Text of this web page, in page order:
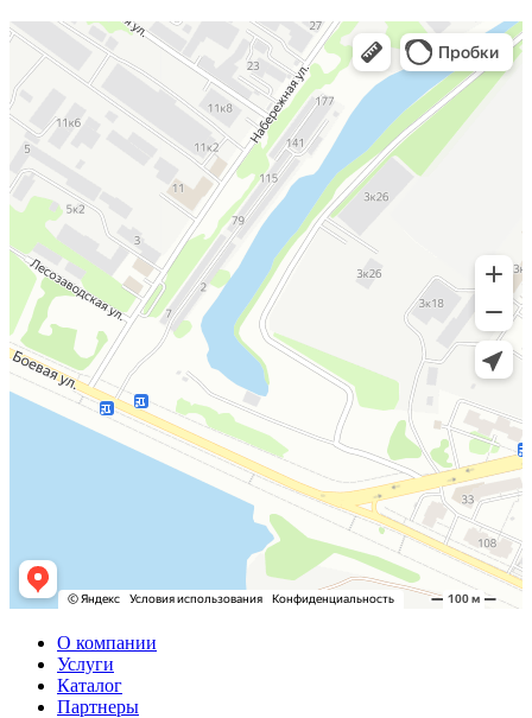
О компании
Услуги
Каталог
Партнеры